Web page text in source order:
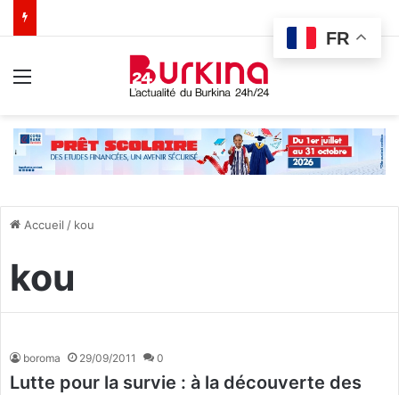
Accueil / kou
kou
boroma 29/09/2011 0
Lutte pour la survie : à la découverte des
FR